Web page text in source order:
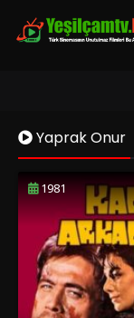
Yaprak Onur
1981